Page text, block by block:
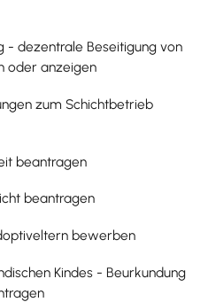
- dezentrale Beseitigung von
oder anzeigen
zum Schichtbetrieb
beantragen
beantragen
bewerben
Kindes - Beurkundung